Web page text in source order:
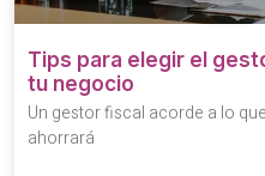
Tips para elegir el
tu negocio
Un gestor fiscal acorde a lo
ahorrará